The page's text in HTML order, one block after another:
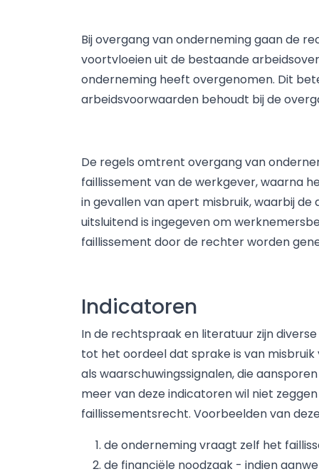
Bij overgang van onderneming gaan de
voortvloeien uit de bestaande
onderneming heeft overgenomen. Dit
arbeidsvoorwaarden behoudt bij de
De regels omtrent overgang van
faillissement van de werkgever, waarna
in gevallen van apert misbruik, waarbij
uitsluitend is ingegeven om
faillissement door de rechter worden
Indicatoren
In de rechtspraak en literatuur zijn
tot het oordeel dat sprake is van
als waarschuwingssignalen, die
meer van deze indicatoren wil niet
faillissementsrecht. Voorbeelden van
de onderneming vraagt zelf het
de financiële noodzaak - indien